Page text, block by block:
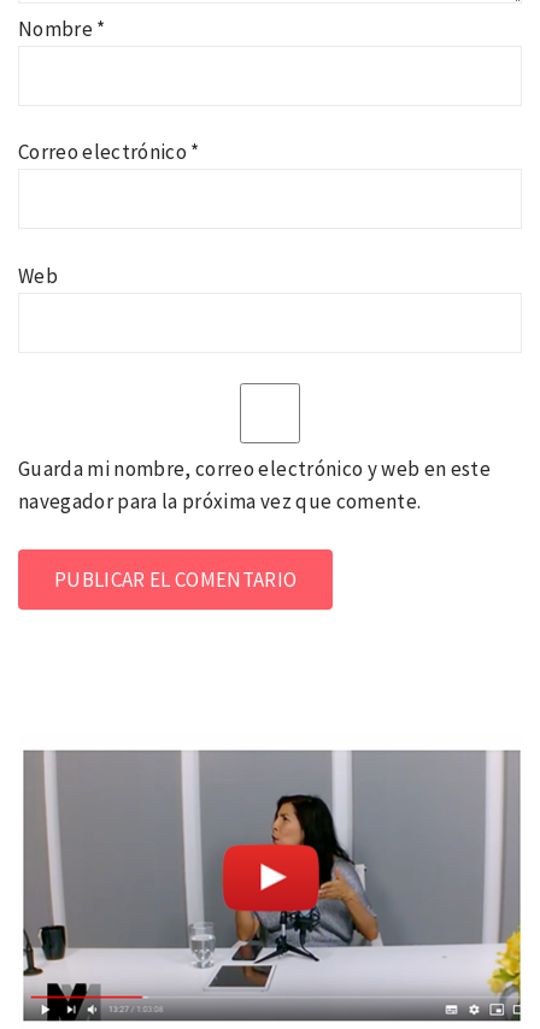
Nombre*
Correo electrónico *
Web
Guarda mi nombre, correo electrónico y web en este
navegador para la próxima vez que comente.